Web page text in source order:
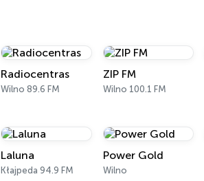
Radiocentras
Wilno 89.6 FM
ZIP FM
Wilno 100.1 FM
Laluna
Kłajpeda 94.9 FM
Power Gold
Wilno